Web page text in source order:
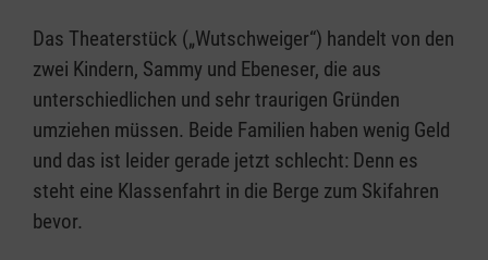
Das Theaterstück („Wutschweiger“) handelt von den
zwei Kindern, Sammy und Ebeneser, die aus
unterschiedlichen und sehr traurigen Gründen
umziehen müssen. Beide Familien haben wenig Geld
und das ist leider gerade jetzt schlecht: Denn es
steht eine Klassenfahrt in die Berge zum Skifahren
bevor.